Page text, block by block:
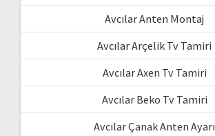
Avcılar Anten Montaj
Avcılar Arçelik Tv Tamiri
Avcılar Axen Tv Tamiri
Avcılar Beko Tv Tamiri
Avcılar Çanak Anten Ayarı